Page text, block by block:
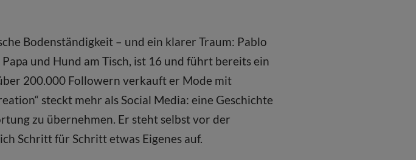
Bodenständigkeit – und ein klarer Traum: Pablo
und Hund am Tisch, ist 16 und führt bereits ein
200.000 Followern verkauft er Mode mit
steckt mehr als Social Media: eine Geschichte
zu übernehmen. Er steht selbst vor der
Schritt für Schritt etwas Eigenes auf.